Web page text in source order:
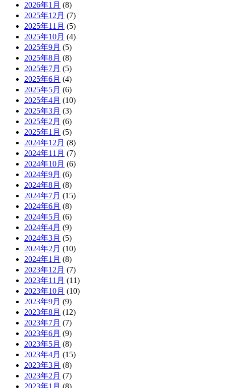
2026年1月 (8)
2025年12月 (7)
2025年11月 (5)
2025年10月 (4)
2025年9月 (5)
2025年8月 (8)
2025年7月 (5)
2025年6月 (4)
2025年5月 (6)
2025年4月 (10)
2025年3月 (3)
2025年2月 (6)
2025年1月 (5)
2024年12月 (8)
2024年11月 (7)
2024年10月 (6)
2024年9月 (6)
2024年8月 (8)
2024年7月 (15)
2024年6月 (8)
2024年5月 (6)
2024年4月 (9)
2024年3月 (5)
2024年2月 (10)
2024年1月 (8)
2023年12月 (7)
2023年11月 (11)
2023年10月 (10)
2023年9月 (9)
2023年8月 (12)
2023年7月 (7)
2023年6月 (9)
2023年5月 (8)
2023年4月 (15)
2023年3月 (8)
2023年2月 (7)